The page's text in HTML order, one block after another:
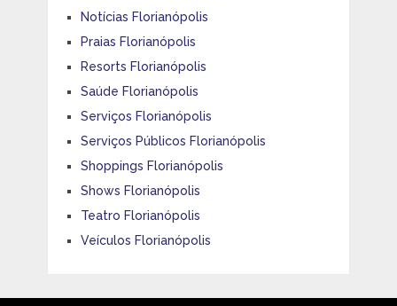
Notícias Florianópolis
Praias Florianópolis
Resorts Florianópolis
Saúde Florianópolis
Serviços Florianópolis
Serviços Públicos Florianópolis
Shoppings Florianópolis
Shows Florianópolis
Teatro Florianópolis
Veículos Florianópolis